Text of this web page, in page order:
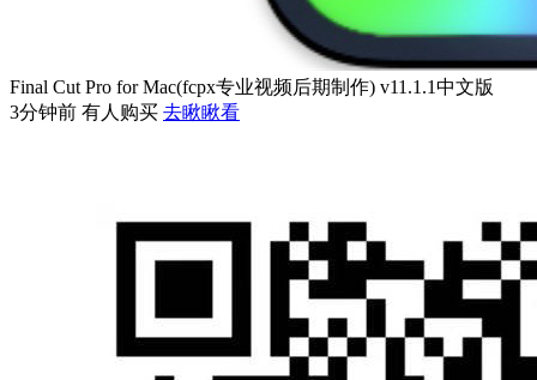
Final Cut Pro for Mac(fcpx专业视频后期制作) v11.1.1中文版
3分钟前 有人购买 去瞅瞅看